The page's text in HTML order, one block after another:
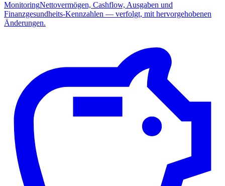
MonitoringNettovermögen, Cashflow, Ausgaben und
Finanzgesundheits-Kennzahlen — verfolgt, mit hervorgehobenen
Änderungen.